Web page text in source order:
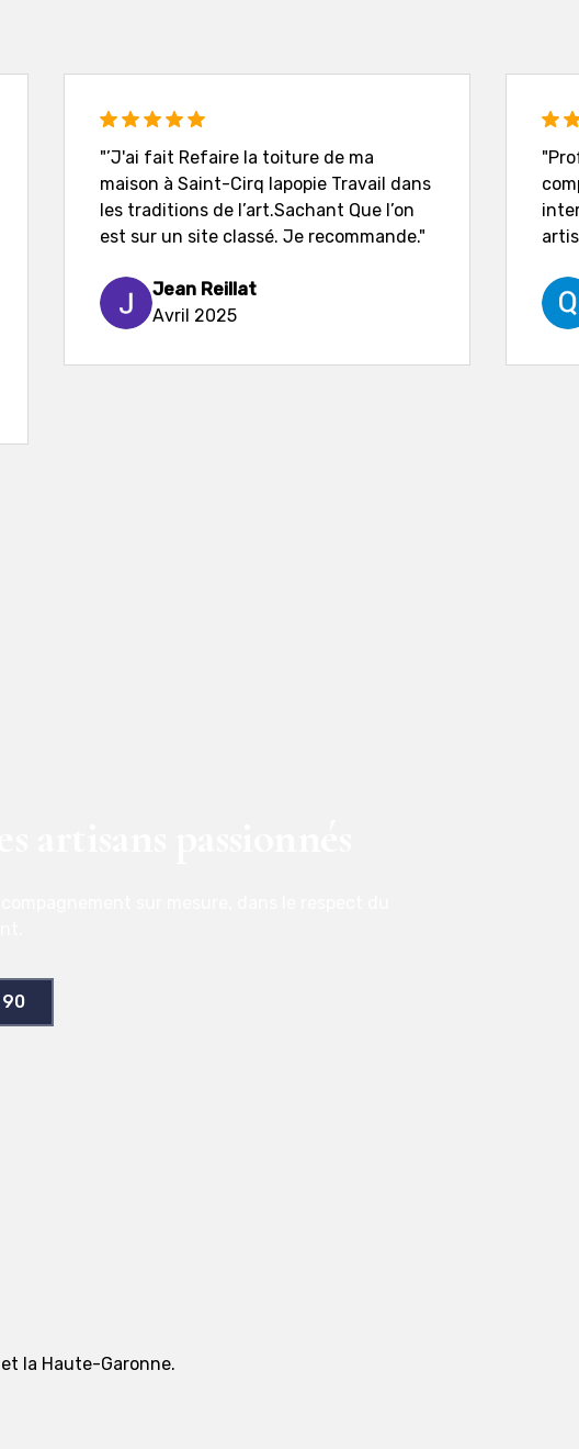
"’J'ai fait Refaire la toiture de ma
maison à Saint-Cirq lapopie Travail dans
les traditions de l’art.Sachant Que l’on
est sur un site classé. Je recommande."
Jean Reillat
Avril 2025
artisans passionnés
90
la Haute-Garonne.